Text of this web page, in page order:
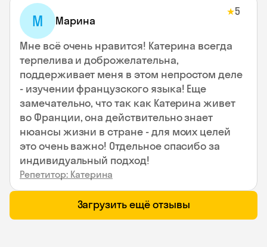
М Марина
★5
Мне всё очень нравится! Катерина всегда
терпелива и доброжелательна,
поддерживает меня в этом непростом деле
- изучении французского языка! Еще
замечательно, что так как Катерина живет
во Франции, она действительно знает
нюансы жизни в стране - для моих целей
это очень важно! Отдельное спасибо за
индивидуальный подход!
Репетитор: Катерина
Загрузить ещё отзывы